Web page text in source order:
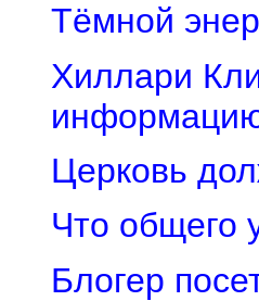
Тёмной
Хиллари
Церковь
Что общего
Блогер